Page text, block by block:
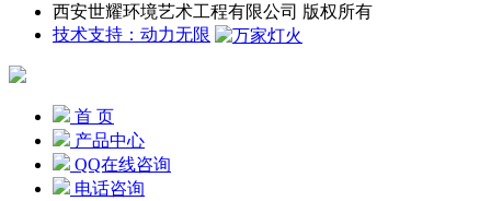
西安世耀环境艺术工程有限公司 版权所有
技术支持：动力无限
首 页
产品中心
QQ在线咨询
电话咨询